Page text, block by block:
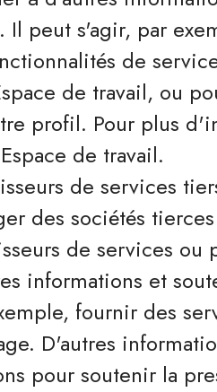
Il peut s'agir, par
de
de travail, ou
profil. Pour plus
de travail.
de services
des sociétés
de services ou
informations et
fournir des
D'autres
pour soutenir la